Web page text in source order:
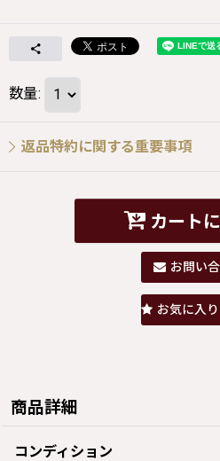
数量:
返品特約に関する重要事項
カート
お問い
お気に入
商品詳細
コンディション